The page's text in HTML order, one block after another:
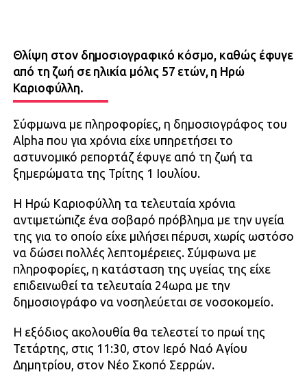
Θλίψη στον δημοσιογραφικό κόσμο, καθώς έφυγε
από τη ζωή σε ηλικία μόλις 57 ετών, η Ηρώ
Καριοφύλλη.
Σύφμωνα με πληροφορίες, η δημοσιογράφος του
Alpha που για χρόνια είχε υπηρετήσει το
αστυνομικό ρεπορτάζ έφυγε από τη ζωή τα
ξημερώματα της Τρίτης 1 Ιουλίου.
Η Ηρώ Καριοφύλλη τα τελευταία χρόνια
αντιμετώπιζε ένα σοβαρό πρόβλημα με την υγεία
της για το οποίο είχε μιλήσει πέρυσι, χωρίς ωστόσο
να δώσει πολλές λεπτομέρειες. Σύμφωνα με
πληροφορίες, η κατάσταση της υγείας της είχε
επιδεινωθεί τα τελευταία 24ωρα με την
δημοσιογράφο να νοσηλεύεται σε νοσοκομείο.
Η εξόδιος ακολουθία θα τελεστεί το πρωί της
Τετάρτης, στις 11:30, στον Ιερό Ναό Αγίου
Δημητρίου, στον Νέο Σκοπό Σερρών.